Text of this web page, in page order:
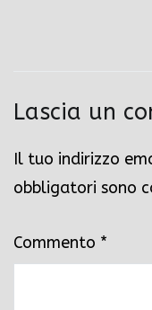
Lascia un
Il tuo indirizzo
obbligatori sono
Commento *